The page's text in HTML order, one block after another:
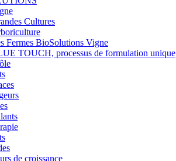
Cultures
Fermes BioSolutions Vigne
TOUCH, processus de formulation unique
de croissance